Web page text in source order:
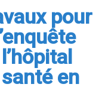
pour
en